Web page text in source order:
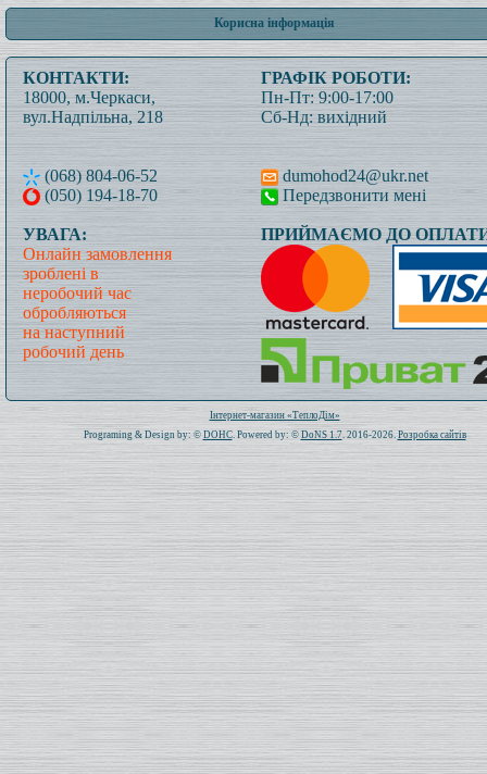
Корисна інформація
КОНТАКТИ:
18000, м.Черкаси,
вул.Надпільна, 218
(068) 804-06-52
(050) 194-18-70
ГРАФІК РОБОТИ:
Пн-Пт: 9:00-17:00
Сб-Нд: вихідний
dumohod24@ukr.net
Передзвонити мені
УВАГА:
Онлайн замовлення
зроблені в
неробочий час
обробляються
на наступний
робочий день
ПРИЙМАЄМО ДО
Всього: 1019809 Сьогодні: 726
Інтернет-магазин «ТеплоДім»
Programing & Design by: © DOHC. Powered by: © DoNS 1.7. 2016-2026. Розробка сайтів